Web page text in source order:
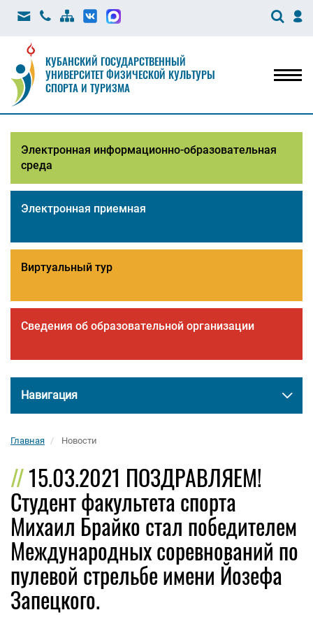
КУБАНСКИЙ ГОСУДАРСТВЕННЫЙ
УНИВЕРСИТЕТ ФИЗИЧЕСКОЙ КУЛЬТУРЫ
СПОРТА И ТУРИЗМА
Электронная информационно-образовательная
среда
Электронная приемная
Виртуальный тур
Сведения об образовательной организации
Навигация
Главная Новости
15.03.2021 ПОЗДРАВЛЯЕМ!
Студент факультета спорта
Михаил Брайко стал победителем
Международных соревнований по
пулевой стрельбе имени Йозефа
Запецкого.